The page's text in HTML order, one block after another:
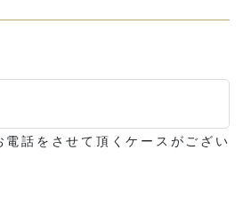
話をさせて頂くケースがござい